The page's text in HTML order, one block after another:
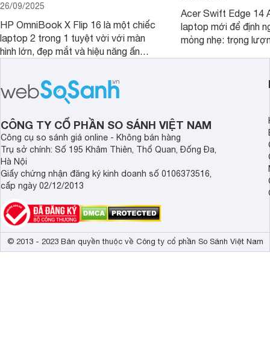
26/09/2025
HP OmniBook X Flip 16 là một chiếc
laptop 2 trong 1 tuyệt vời với màn
hình lớn, đẹp mắt và hiệu năng ấn
mức giá vô cùng hấp dẫn, biến nó trở
thành một lựa chọn “đáng đồng tiền
bát gạo” trên thị trường.
Acer Swift Edge 14
laptop mới để định
mỏng nhẹ: trọng
năng AI hàng đầu,
CÔNG TY CỔ PHẦN SO SÁNH VIỆT NAM
Công cụ so sánh giá online - Không bán hàng
Trụ sở chính: Số 195 Khâm Thiên, Thổ Quan, Đống Đa,
Hà Nội
Giấy chứng nhận đăng ký kinh doanh số 0106373516,
cấp ngày 02/12/2013
© 2013 - 2023 Bản quyền thuộc về Công ty cổ phần So Sánh Việt Nam